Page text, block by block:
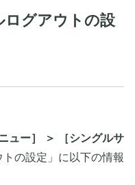
グアウトの設
ュー］ ＞ ［シングルサ
の設定」に以下の情報